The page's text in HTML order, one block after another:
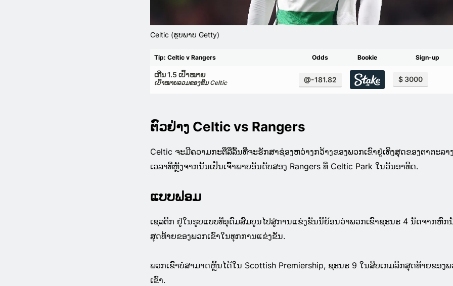
Celtic (ຮູບພາບ Getty)
Tip: Celtic v Rangers Odds Bookie Sign-up
ເກີນ 1.5 ເປົ້າໝາຍ
ເປົ້າໝາຍລວມຂອງທີມ Celtic @-181.82 $ 3000
ຕົວຢ່າງ Celtic vs Rangers
Celtic ຈະມີຄວາມກະຕືລືລົ້ນທີ່ຈະຮັກສາຊ່ອງຫວ່າງກວ້າງຂອງພວກເຂົາຢູ່ເທິງສຸດຂອງຕາຕະລາ
ເວລາທີ່ຫຼັງຈາກນັ້ນເປັນເຈົ້າພາບອັນດັບສອງ Rangers ທີ່ Celtic Park ໃນວັນອາທິດ.
ແບບຟອມ
ເຊລຕິກ ຢູ່ໃນຮູບແບບທີ່ອຸດົມສົມບູນໄປສູ່ການແຂ່ງຂັນນີ້ຍ້ອນວ່າພວກເຂົາຊະນະ 4 ນັດຈາກຫົກ
ສຸດທ້າຍຂອງພວກເຂົາໃນທຸກການແຂ່ງຂັນ.
ພວກເຂົາບໍ່ສາມາດຫຼິ້ນໄດ້ໃນ Scottish Premiership, ຊະນະ 9 ໃນສິບເກມລີກສຸດທ້າຍຂອງ
ເຂົາ.